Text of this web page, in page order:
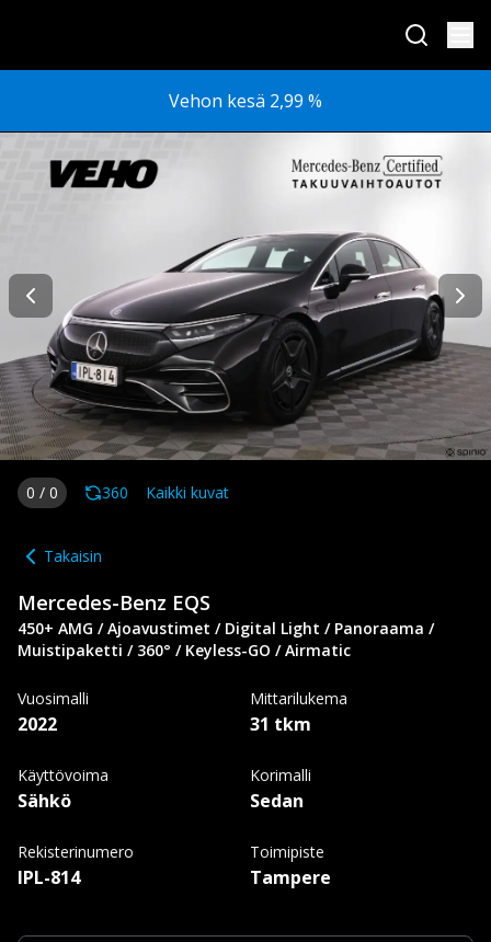
Vehon kesä 2,99 %
0 / 0 360 Kaikki kuvat
Takaisin
Mercedes-Benz EQS
450+ AMG / Ajoavustimet / Digital Light / Panoraama /
Muistipaketti / 360° / Keyless-GO / Airmatic
Vuosimalli
2022
Mittarilukema
31 tkm
Käyttövoima
Sähkö
Korimalli
Sedan
Rekisterinumero
IPL-814
Toimipiste
Tampere